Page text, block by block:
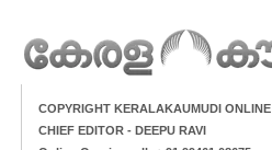
COPYRIGHT KERALAKAUMUDI ONLINE
CHIEF EDITOR - DEEPU RAVI